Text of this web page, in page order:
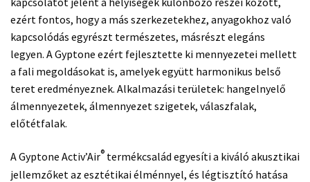
ezért fontos, hogy a más szerkezetekhez, anyagokhoz való
kapcsolódás egyrészt természetes, másrészt elegáns
legyen. A Gyptone ezért fejlesztette ki mennyezetei mellett
a fali megoldásokat is, amelyek együtt harmonikus belső
teret eredményeznek. Alkalmazási területek: hangelnyelő
álmennyezetek, álmennyezet szigetek, válaszfalak,
előtétfalak.
A Gyptone Activ’Air® termékcsalád egyesíti a kiváló akusztikai
jellemzőket az esztétikai élménnyel, és légtisztító hatása